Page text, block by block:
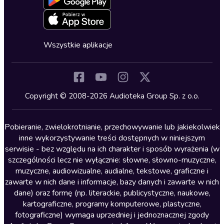
Kryminały
Lektury szkolne
Literatura anglojęzyczna
Literatura faktu
Literatura obyczajowa
Literatura piękna obca
Literatura piękna polska
Nagrania relaksacyjne
Deklaracja dostępności
Zapowiedzi
Cykle audiobooków
Wszystkie aplikacje
Copyright © 2008-2026 Audioteka Group Sp. z o.o.
Pobieranie, zwielokrotnianie, przechowywanie lub jakiekolwiek
inne wykorzystywanie treści dostępnych w niniejszym
serwisie - bez względu na ich charakter i sposób wyrażenia (w
szczególności lecz nie wyłącznie: słowne, słowno-muzyczne,
muzyczne, audiowizualne, audialne, tekstowe, graficzne i
zawarte w nich dane i informacje, bazy danych i zawarte w nich
dane) oraz formę (np. literackie, publicystyczne, naukowe,
kartograficzne, programy komputerowe, plastyczne,
fotograficzne) wymaga uprzedniej i jednoznacznej zgody